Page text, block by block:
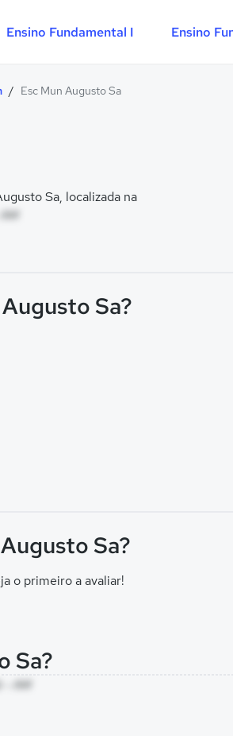
Ensino Fundamental I Ensino
/ Esc Mun Augusto Sa
Sa, localizada na
Sa?
Sa?
o primeiro a avaliar!
Sa?
AM